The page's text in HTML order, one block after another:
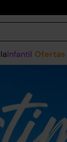
Infantil